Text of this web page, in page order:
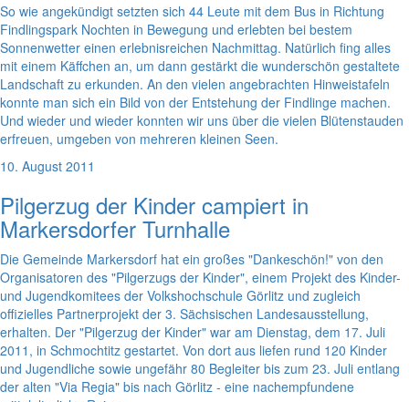
So wie angekündigt setzten sich 44 Leute mit dem Bus in Richtung
Findlingspark Nochten in Bewegung und erlebten bei bestem
Sonnenwetter einen erlebnisreichen Nachmittag. Natürlich fing alles
mit einem Käffchen an, um dann gestärkt die wunderschön gestaltete
Landschaft zu erkunden. An den vielen angebrachten Hinweistafeln
konnte man sich ein Bild von der Entstehung der Findlinge machen.
Und wieder und wieder konnten wir uns über die vielen Blütenstauden
erfreuen, umgeben von mehreren kleinen Seen.
10. August 2011
Pilgerzug der Kinder campiert in
Markersdorfer Turnhalle
Die Gemeinde Markersdorf hat ein großes "Dankeschön!" von den
Organisatoren des "Pilgerzugs der Kinder", einem Projekt des Kinder-
und Jugendkomitees der Volkshochschule Görlitz und zugleich
offizielles Partnerprojekt der 3. Sächsischen Landesausstellung,
erhalten. Der "Pilgerzug der Kinder" war am Dienstag, dem 17. Juli
2011, in Schmochtitz gestartet. Von dort aus liefen rund 120 Kinder
und Jugendliche sowie ungefähr 80 Begleiter bis zum 23. Juli entlang
der alten "Via Regia" bis nach Görlitz - eine nachempfundene